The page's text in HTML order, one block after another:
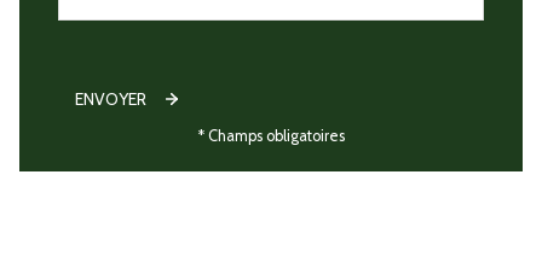
ENVOYER
* Champs obligatoires